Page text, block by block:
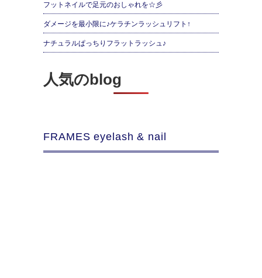
フットネイルで足元のおしゃれを☆彡
ダメージを最小限に♪ケラチンラッシュリフト↑
ナチュラルぱっちりフラットラッシュ♪
人気のblog
FRAMES eyelash & nail